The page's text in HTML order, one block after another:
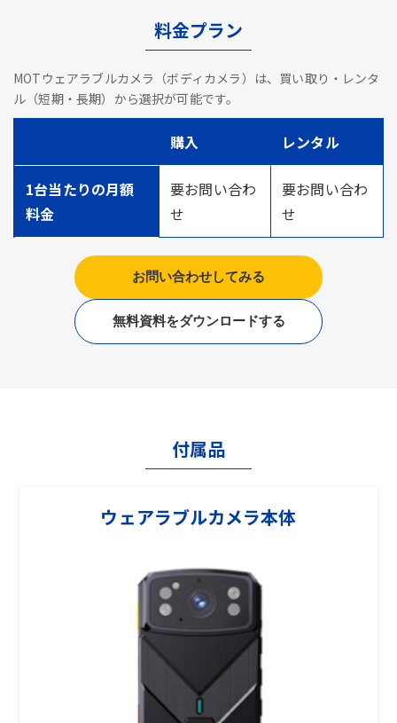
料金プラン
MOTウェアラブルカメラ（ボディカメラ）は、買い取り・レンタ
ル（短期・長期）から選択が可能です。
購入 レンタル
1台当たりの月額
料金
要お問い合わ
せ
要お問い合わ
せ
お問い合わせしてみる
無料資料をダウンロードする
付属品
ウェアラブルカメラ本体